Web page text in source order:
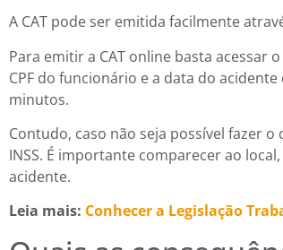
A CAT pode ser emitida facilmente
Para emitir a CAT online basta acessar o
CPF do funcionário e a data do
minutos.
Contudo, caso não seja possível fazer
INSS. É importante comparecer ao
acidente.
Leia mais: Conhecer a Legislação